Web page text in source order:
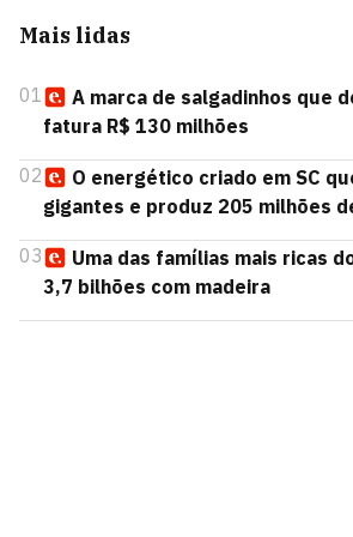
Mais lidas
01
A marca de salgadinhos que
fatura R$ 130 milhões
02
O energético criado em SC
gigantes e produz 205 milhões
03
Uma das famílias mais ricas
3,7 bilhões com madeira